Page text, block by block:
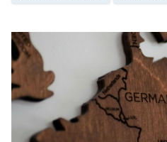
possa avere conseguenze
assicurazioni sociali o […]